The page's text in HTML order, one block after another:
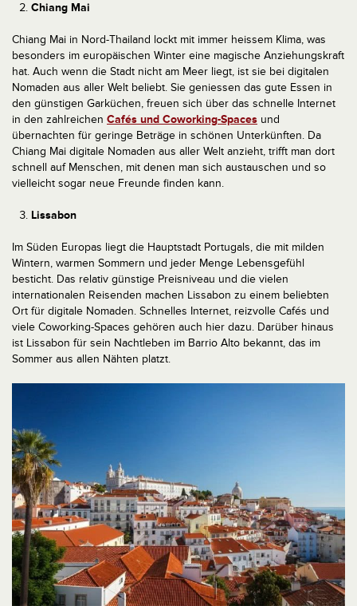
Chiang Mai
Chiang Mai in Nord-Thailand lockt mit immer heissem Klima, was
besonders im europäischen Winter eine magische Anziehungskraft
hat. Auch wenn die Stadt nicht am Meer liegt, ist sie bei digitalen
Nomaden aus aller Welt beliebt. Sie geniessen das gute Essen in
den günstigen Garküchen, freuen sich über das schnelle Internet
in den zahlreichen Cafés und Coworking-Spaces und
übernachten für geringe Beträge in schönen Unterkünften. Da
Chiang Mai digitale Nomaden aus aller Welt anzieht, trifft man dort
schnell auf Menschen, mit denen man sich austauschen und so
vielleicht sogar neue Freunde finden kann.
Lissabon
Im Süden Europas liegt die Hauptstadt Portugals, die mit milden
Wintern, warmen Sommern und jeder Menge Lebensgefühl
besticht. Das relativ günstige Preisniveau und die vielen
internationalen Reisenden machen Lissabon zu einem beliebten
Ort für digitale Nomaden. Schnelles Internet, reizvolle Cafés und
viele Coworking-Spaces gehören auch hier dazu. Darüber hinaus
ist Lissabon für sein Nachtleben im Barrio Alto bekannt, das im
Sommer aus allen Nähten platzt.